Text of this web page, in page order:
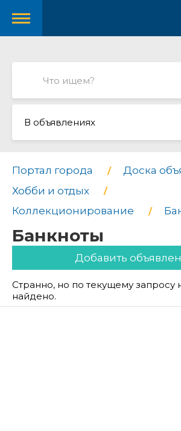
В объявлениях
Портал города
Доска
Хобби и отдых
Коллекционирование
Банкноты
Добавить
Странно, но по текущему запросу
найдено.